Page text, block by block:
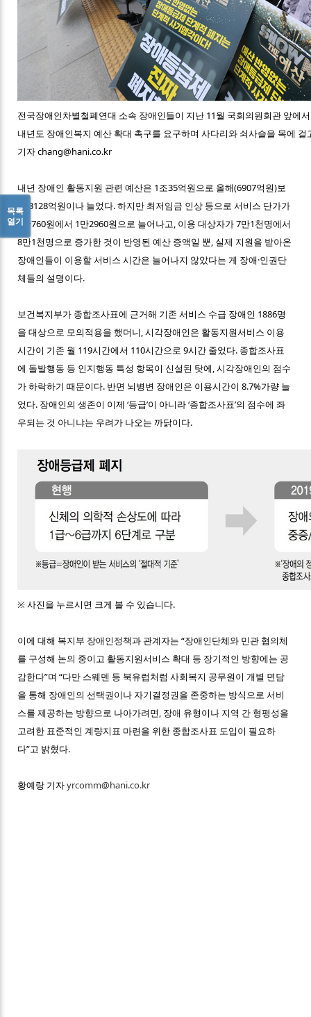
전국장애인차별철폐연대 소속 장애인들이 지난 11월 국회의원회관 앞에서
내년도 장애인복지 예산 확대 촉구를 요구하며 사다리와 쇠사슬을 목에
기자 chang@hani.co.kr
내년 장애인 활동지원 관련 예산은 1조35억원으로 올해(6907억원)보
다 3128억원이나 늘었다. 하지만 최저임금 인상 등으로 서비스 단가가
1만760원에서 1만2960원으로 늘어나고, 이용 대상자가 7만1천명에서
8만1천명으로 증가한 것이 반영된 예산 증액일 뿐, 실제 지원을 받아온
장애인들이 이용할 서비스 시간은 늘어나지 않았다는 게 장애·인권단
체들의 설명이다.
보건복지부가 종합조사표에 근거해 기존 서비스 수급 장애인 1886명
을 대상으로 모의적용을 했더니, 시각장애인은 활동지원서비스 이용
시간이 기존 월 119시간에서 110시간으로 9시간 줄었다. 종합조사표
에 돌발행동 등 인지행동 특성 항목이 신설된 탓에, 시각장애인의 점수
가 하락하기 때문이다. 반면 뇌병변 장애인은 이용시간이 8.7%가량 늘
었다. 장애인의 생존이 이제 ‘등급’이 아니라 ‘종합조사표’의 점수에 좌
우되는 것 아니냐는 우려가 나오는 까닭이다.
※ 사진을 누르시면 크게 볼 수 있습니다.
이에 대해 복지부 장애인정책과 관계자는 “장애인단체와 민관 협의체
를 구성해 논의 중이고 활동지원서비스 확대 등 장기적인 방향에는 공
감한다”며 “다만 스웨덴 등 북유럽처럼 사회복지 공무원이 개별 면담
을 통해 장애인의 선택권이나 자기결정권을 존중하는 방식으로 서비
스를 제공하는 방향으로 나아가려면, 장애 유형이나 지역 간 형평성을
고려한 표준적인 계량지표 마련을 위한 종합조사표 도입이 필요하
다”고 밝혔다.
황예랑 기자yrcomm@hani.co.kr
목록
열기